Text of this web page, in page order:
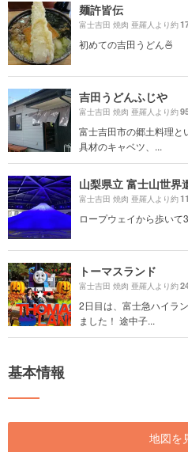
麺許皆伝
富士吉田 焼肉 亜羅人より約
初めての吉田うどん🍜
吉田うどんふじや
富士吉田 焼肉 亜羅人より約
富士吉田市の郷土料理と
具材のキャベツ、...
山梨県立 富士山世界
富士吉田 焼肉 亜羅人より約
ロープウェイから歩いて
トーマスランド
富士吉田 焼肉 亜羅人より約
2日目は、富士急ハイラ
ました！ 途中子...
基本情報
地図を